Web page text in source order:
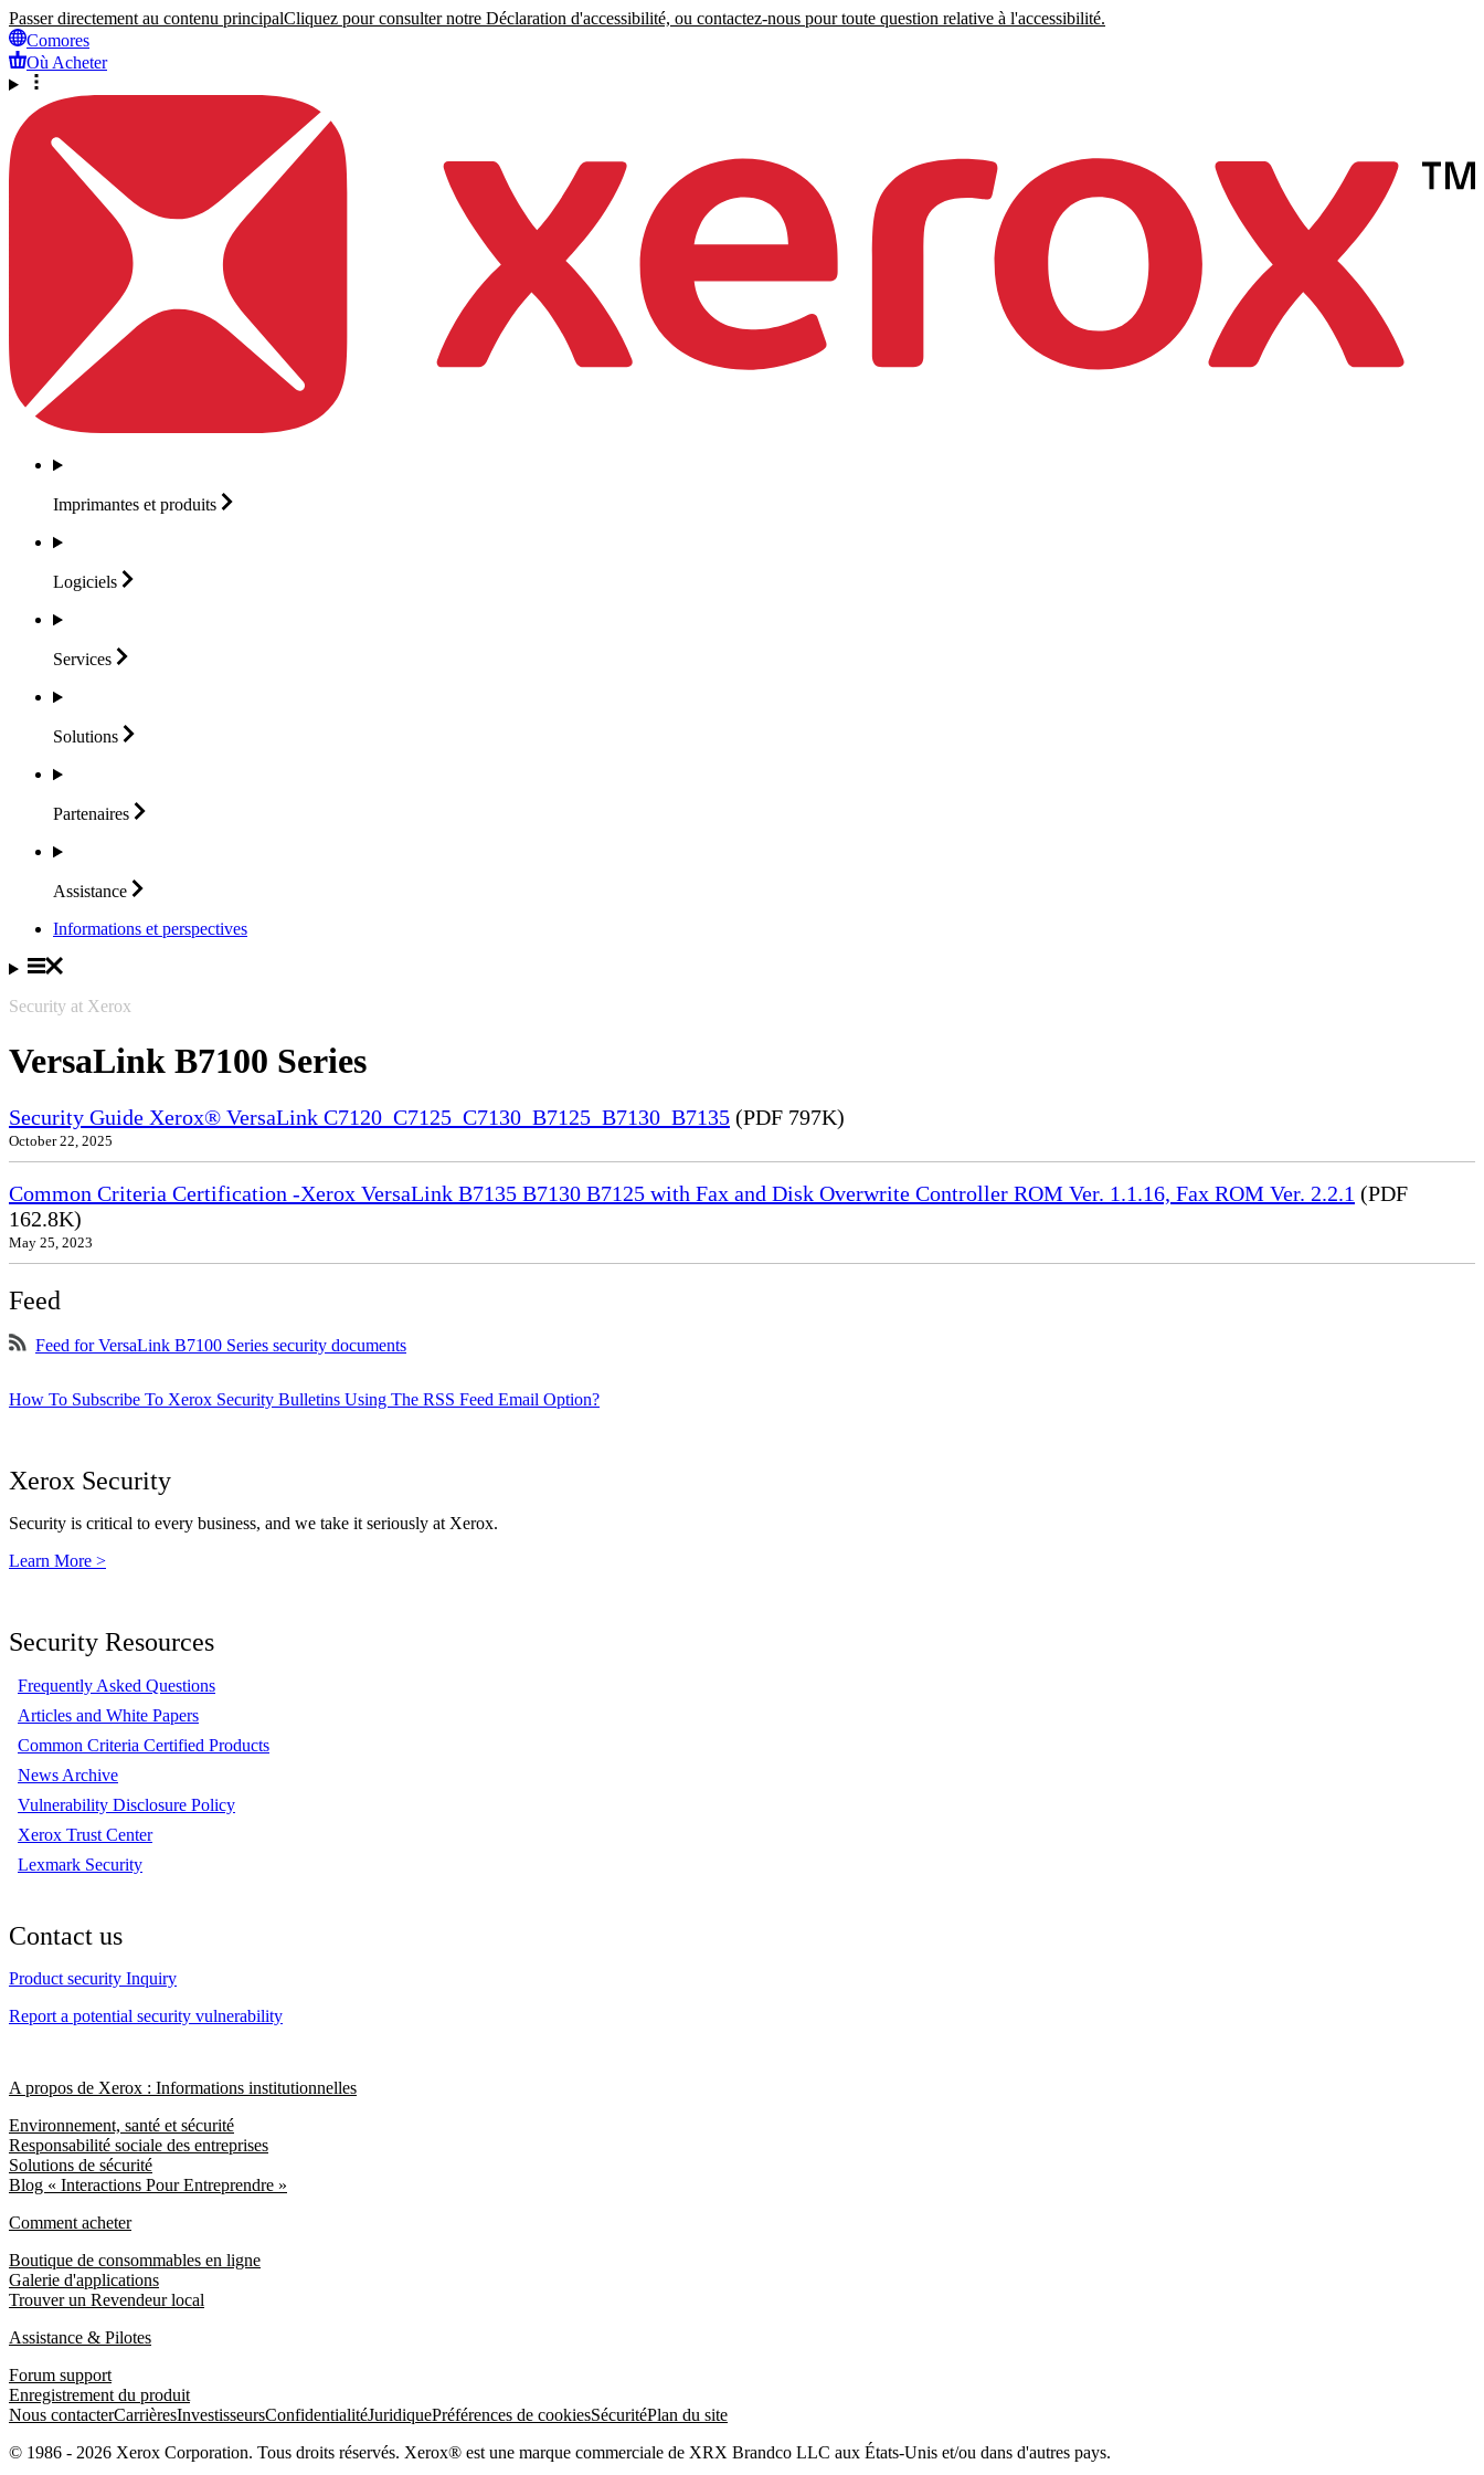
Passer directement au contenu principalCliquez pour consulter notre Déclaration d'accessibilité, ou contactez-nous pour toute question relative à l'accessibilité.
Comores
Où Acheter
Imprimantes et produits
Logiciels
Services
Solutions
Partenaires
Assistance
Informations et perspectives
Security at Xerox
VersaLink B7100 Series
Security Guide Xerox® VersaLink C7120_C7125_C7130_B7125_B7130_B7135 (PDF 797K)
October 22, 2025
Common Criteria Certification -Xerox VersaLink B7135 B7130 B7125 with Fax and Disk Overwrite Controller ROM Ver. 1.1.16, Fax ROM Ver. 2.2.1 (PDF
162.8K)
May 25, 2023
Feed
Feed for VersaLink B7100 Series security documents
How To Subscribe To Xerox Security Bulletins Using The RSS Feed Email Option?
Xerox Security
Security is critical to every business, and we take it seriously at Xerox.
Learn More >
Security Resources
Frequently Asked Questions
Articles and White Papers
Common Criteria Certified Products
News Archive
Vulnerability Disclosure Policy
Xerox Trust Center
Lexmark Security
Contact us
Product security Inquiry
Report a potential security vulnerability
A propos de Xerox : Informations institutionnelles
Environnement, santé et sécurité
Responsabilité sociale des entreprises
Solutions de sécurité
Blog « Interactions Pour Entreprendre »
Comment acheter
Boutique de consommables en ligne
Galerie d'applications
Trouver un Revendeur local
Assistance & Pilotes
Forum support
Enregistrement du produit
Nous contacterCarrièresInvestisseursConfidentialitéJuridiquePréférences de cookiesSécuritéPlan du site
© 1986 - 2026 Xerox Corporation. Tous droits réservés. Xerox® est une marque commerciale de XRX Brandco LLC aux États-Unis et/ou dans d'autres pays.